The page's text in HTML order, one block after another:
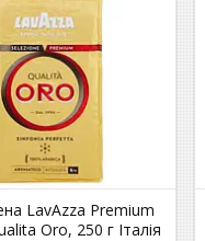
LavAzza Premium
Oro, 250 г Італія